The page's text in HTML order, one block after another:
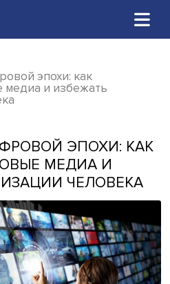
эпохи: как
медиа и избежать
ЭПОХИ:
НОВЫЕ МЕДИА И